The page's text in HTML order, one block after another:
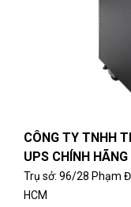
CÔNG TY TNHH
UPS CHÍNH HÃNG
Trụ sở: 96/28 Phạm
HCM